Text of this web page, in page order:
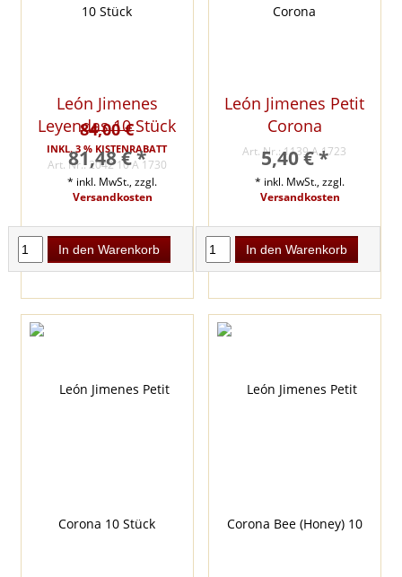
León Jimenes
Leyendas 10 Stück
INKL. 3 % KISTENRABATT
Art. Nr.: 2042 10 A 1730
81,48 € *
84,00 €
* inkl. MwSt., zzgl.
Versandkosten
In den Warenkorb
León Jimenes Petit
Corona
Art. Nr.: 1139 A 1723
5,40 € *
* inkl. MwSt., zzgl.
Versandkosten
In den Warenkorb